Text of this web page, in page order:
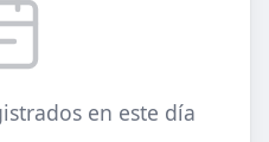
en este día